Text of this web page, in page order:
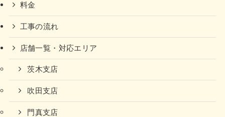
料金
工事の流れ
店舗一覧・対応エリア
茨木支店
吹田支店
門真支店